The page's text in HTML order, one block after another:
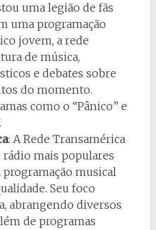
uma legião de fãs
uma programação
jovem, a rede
de música,
e debates sobre
do momento.
como o “Pânico” e
: A Rede Transamérica
rádio mais populares
musical
Seu foco
abrangendo diversos
de programas